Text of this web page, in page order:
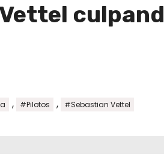
, #Pilotos , #Sebastian Vettel